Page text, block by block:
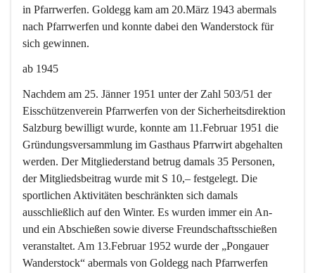
in Pfarrwerfen. Goldegg kam am 20.März 1943 abermals
nach Pfarrwerfen und konnte dabei den Wanderstock für
sich gewinnen.
ab 1945
Nachdem am 25. Jänner 1951 unter der Zahl 503/51 der
Eisschützenverein Pfarrwerfen von der Sicherheitsdirektion
Salzburg bewilligt wurde, konnte am 11.Februar 1951 die
Gründungsversammlung im Gasthaus Pfarrwirt abgehalten
werden. Der Mitgliederstand betrug damals 35 Personen,
der Mitgliedsbeitrag wurde mit S 10,– festgelegt. Die
sportlichen Aktivitäten beschränkten sich damals
ausschließlich auf den Winter. Es wurden immer ein An-
und ein Abschießen sowie diverse Freundschaftsschießen
veranstaltet. Am 13.Februar 1952 wurde der „Pongauer
Wanderstock“ abermals von Goldegg nach Pfarrwerfen